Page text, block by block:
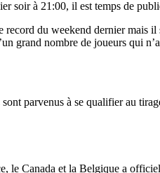
soir à 21:00, il est temps de
record du weekend dernier
grand nombre de joueurs qui
parvenus à se qualifier au
le Canada et la Belgique a